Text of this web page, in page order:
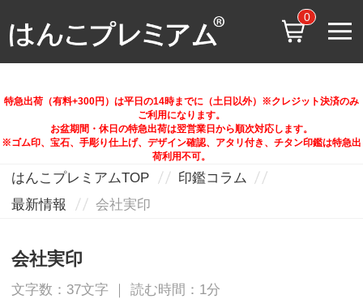
0
特急出荷（有料+300円）は平日の14時までに（土日以外）※クレジット決済のみ
ご利用になります。
お盆期間・休日の特急出荷は翌営業日から順次対応します。
※ゴム印、宝石、手彫り仕上げ、デザイン確認、アタリ付き、チタン印鑑は特急出
荷利用不可。
はんこプレミアムTOP
印鑑コラム
最新情報
会社実印
会社実印
文字数：37文字 ｜ 読む時間：1分